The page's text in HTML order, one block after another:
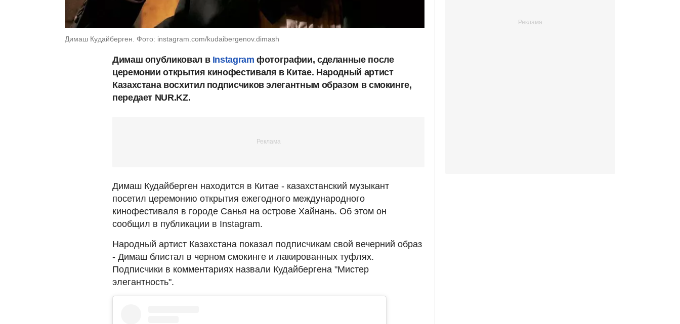
Димаш Кудайберген. Фото: instagram.com/kudaibergenov.dimash
Димаш опубликовал в Instagram фотографии, сделанные после
церемонии открытия кинофестиваля в Китае. Народный артист
Казахстана восхитил подписчиков элегантным образом в смокинге,
передает NUR.KZ.
Димаш Кудайберген находится в Китае - казахстанский музыкант
посетил церемонию открытия ежегодного международного
кинофестиваля в городе Санья на острове Хайнань. Об этом он
сообщил в публикации в Instagram.
Народный артист Казахстана показал подписчикам свой вечерний образ
- Димаш блистал в черном смокинге и лакированных туфлях.
Подписчики в комментариях назвали Кудайбергена "Мистер
элегантность".